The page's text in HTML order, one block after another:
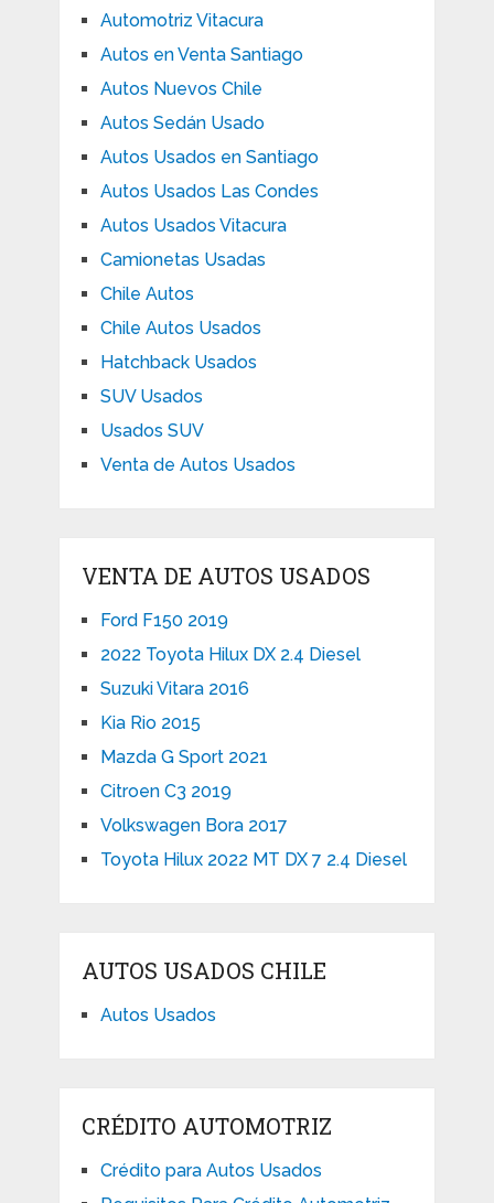
Automotriz Vitacura
Autos en Venta Santiago
Autos Nuevos Chile
Autos Sedán Usado
Autos Usados en Santiago
Autos Usados Las Condes
Autos Usados Vitacura
Camionetas Usadas
Chile Autos
Chile Autos Usados
Hatchback Usados
SUV Usados
Usados SUV
Venta de Autos Usados
VENTA DE AUTOS USADOS
Ford F150 2019
2022 Toyota Hilux DX 2.4 Diesel
Suzuki Vitara 2016
Kia Rio 2015
Mazda G Sport 2021
Citroen C3 2019
Volkswagen Bora 2017
Toyota Hilux 2022 MT DX 7 2.4 Diesel
AUTOS USADOS CHILE
Autos Usados
CRÉDITO AUTOMOTRIZ
Crédito para Autos Usados